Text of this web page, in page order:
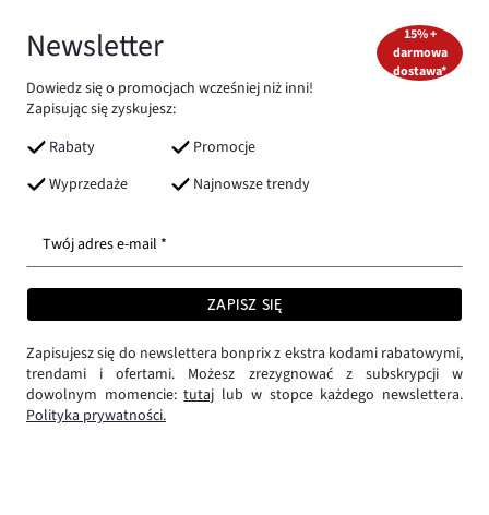
Newsletter
Dowiedz się o promocjach wcześniej niż inni!
Zapisując się zyskujesz:
Rabaty
Promocje
Wyprzedaże
Najnowsze trendy
15% +
darmowa
dostawa*
Twój adres e-mail *
ZAPISZ SIĘ
Zapisujesz się do newslettera bonprix z ekstra kodami rabatowymi,
trendami i ofertami. Możesz zrezygnować z subskrypcji w
dowolnym momencie:tutaj lub w stopce każdego newslettera.
Polityka prywatności.